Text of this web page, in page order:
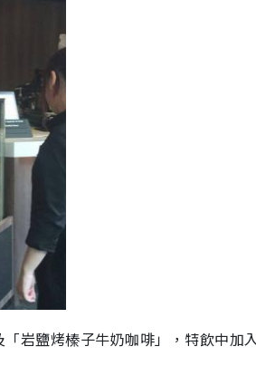
岩鹽烤榛子牛奶咖啡」，特飲中加